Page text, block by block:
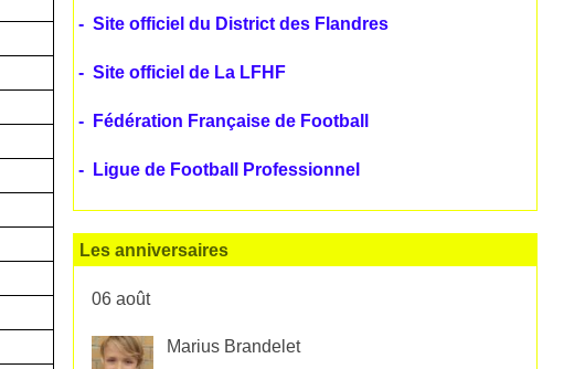
- Site officiel du District des Flandres
- Site officiel de La LFHF
- Fédération Française de Football
- Ligue de Football Professionnel
Les anniversaires
06 août
Marius Brandelet